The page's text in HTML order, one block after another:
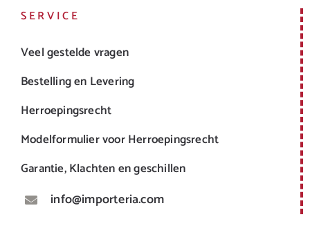
SERVICE
Veel gestelde vragen
Bestelling en Levering
Herroepingsrecht
Modelformulier voor Herroepingsrecht
Garantie, Klachten en geschillen
info@importeria.com